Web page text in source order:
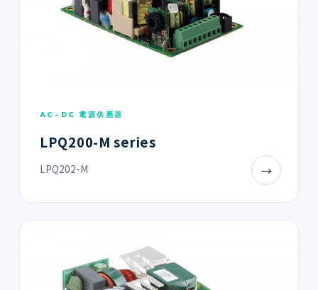
AC-DC 電源供應器
LPQ200-M series
LPQ202-M →